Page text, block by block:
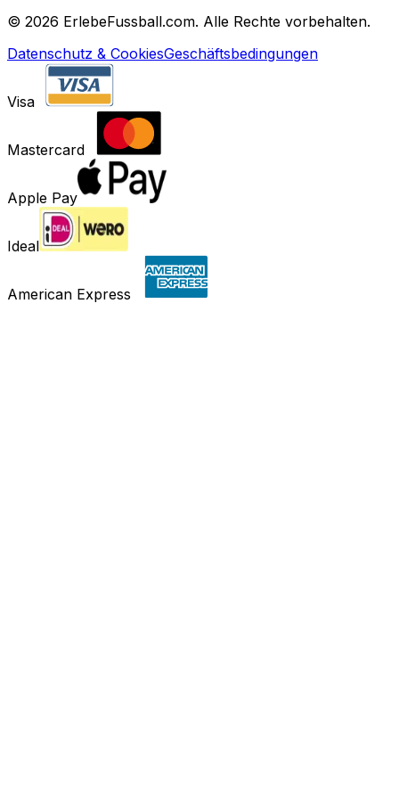
© 2026 ErlebeFussball.com. Alle Rechte vorbehalten.
Datenschutz & CookiesGeschäftsbedingungen
Visa
Mastercard
Apple Pay
Ideal
American Express